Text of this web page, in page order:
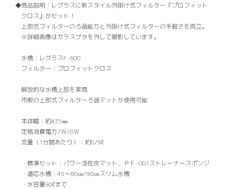
商品説明： レグラスに新スタイル外掛け式フィルター『プロフィット
クロス』がセット！
上部式フィルターのろ過能力と外掛け式フィルターの手軽さを両立。
※詳細画像はガラスブタを外して撮影しています。
水槽：レグラスF-600
フィルター：プロフィットクロス
解放的な水槽上部を実現
市販の上部式フィルターろ過マットが使用可能
本体幅：約435㎜
定格消費電力7Ｗ/8Ｗ
流量（1分間あたり）：約8/9ℓ
・標準セット：パワー活性炭マット、ＰＦ-001ストレーナースポンジ
・適応水槽：45〜60㎝/90㎝スリム水槽
・水容量90ℓまで